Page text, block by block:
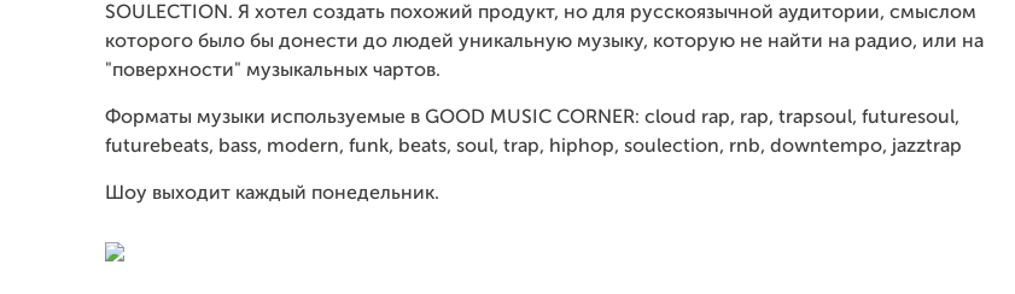
SOULECTION. Я хотел создать похожий продукт, но для русскоязычной аудитории, смыслом
которого было бы донести до людей уникальную музыку, которую не найти на радио, или на
"поверхности" музыкальных чартов.
Форматы музыки используемые в GOOD MUSIC CORNER: cloud rap, rap, trapsoul, futuresoul,
futurebeats, bass, modern, funk, beats, soul, trap, hiphop, soulection, rnb, downtempo, jazztrap
Шоу выходит каждый понедельник.